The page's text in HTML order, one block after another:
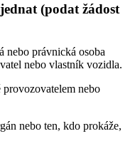
(podat žádost
nebo právnická osoba
nebo vlastník vozidla.
provozovatelem nebo
nebo ten, kdo prokáže,